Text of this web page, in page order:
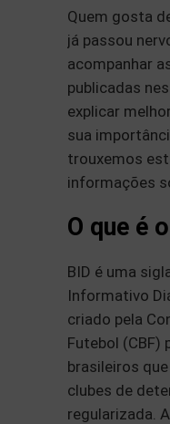
Quem gosta
já passou
acompanhar
publicadas
explicar
sua
trouxemos
informações
O que é
BID é uma
Informativo
criado pela
Futebol (CBF)
brasileiros
clubes de
regularizada.